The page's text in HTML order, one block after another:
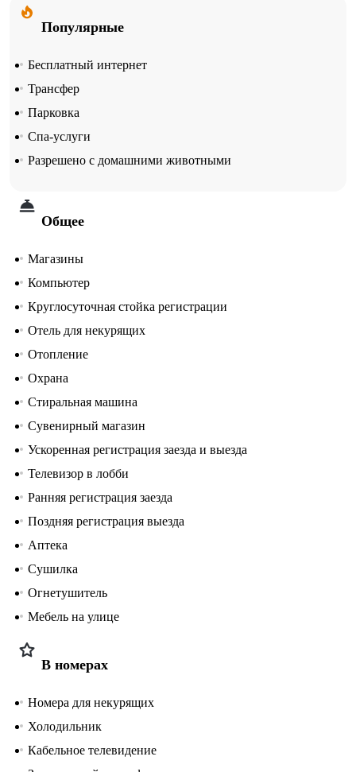
Популярные
Бесплатный интернет
Трансфер
Парковка
Спа-услуги
Разрешено с домашними животными
Общее
Магазины
Компьютер
Круглосуточная стойка регистрации
Отель для некурящих
Отопление
Охрана
Стиральная машина
Сувенирный магазин
Ускоренная регистрация заезда и выезда
Телевизор в лобби
Ранняя регистрация заезда
Поздняя регистрация выезда
Аптека
Сушилка
Огнетушитель
Мебель на улице
В номерах
Номера для некурящих
Холодильник
Кабельное телевидение